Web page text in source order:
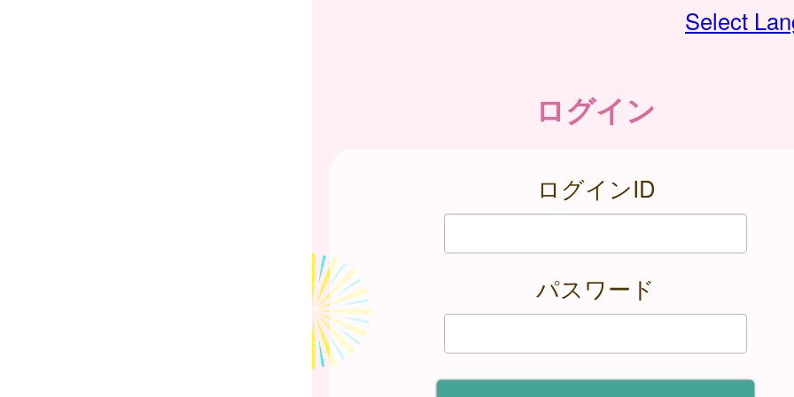
Select
ログイン
ログインID
パスワード